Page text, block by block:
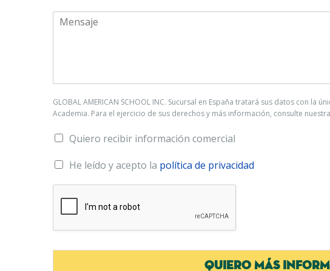
GLOBAL AMERICAN SCHOOL INC. Sucursal en España tratará sus datos con
Academia. Para el ejercicio de sus derechos y más información, consulte
Quiero recibir información comercial
He leído y acepto la política de privacidad
QUIERO MÁS